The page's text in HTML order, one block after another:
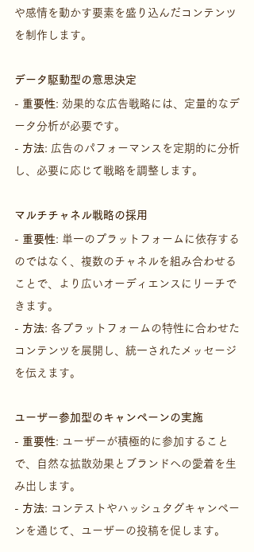
や感情を動かす要素を盛り込んだコンテンツ
を制作します。
データ駆動型の意思決定
- 重要性: 効果的な広告戦略には、定量的なデ
ータ分析が必要です。
- 方法: 広告のパフォーマンスを定期的に分析
し、必要に応じて戦略を調整します。
マルチチャネル戦略の採用
- 重要性: 単一のプラットフォームに依存する
のではなく、複数のチャネルを組み合わせる
ことで、より広いオーディエンスにリーチで
きます。
- 方法: 各プラットフォームの特性に合わせた
コンテンツを展開し、統一されたメッセージ
を伝えます。
ユーザー参加型のキャンペーンの実施
- 重要性: ユーザーが積極的に参加すること
で、自然な拡散効果とブランドへの愛着を生
み出します。
- 方法: コンテストやハッシュタグキャンペー
ンを通じて、ユーザーの投稿を促します。